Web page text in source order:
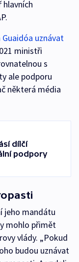
uznávat
ministři
s
ale podporu
některá média
dílčí
podpory
jeho mandátu
mohlo přimět
vlády. „Pokud
budou uznávat